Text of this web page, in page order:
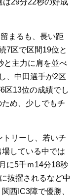
は29分22秒の好成
まるも、長い距
7区で区間19位と
と主力に肩を並べ
、中田選手が2区
区13位の成績でし
め、少しでもチ
リーし、若いチ
している中では
に5千ｍ14分18秒
抜擢されるなど中
西IC3障で優勝、